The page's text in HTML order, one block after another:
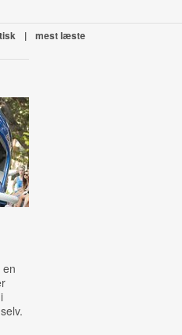
| mest læste